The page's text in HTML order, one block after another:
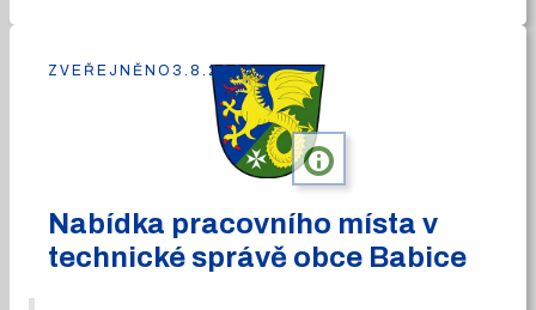
info
Nabídka pracovního místa v
technické správě obce Babice
ZVEŘEJNĚNO 3.8.2026